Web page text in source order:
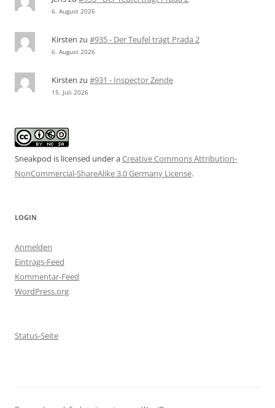
6. August 2026
Kirsten zu #935 - Der Teufel trägt Prada 2
6. August 2026
Kirsten zu #931 - Inspector Zende
15. Juli 2026
Sneakpod is licensed under aCreative Commons Attribution-
NonCommercial-ShareAlike 3.0 Germany License.
LOGIN
Anmelden
Eintrags-Feed
Kommentar-Feed
WordPress.org
Status-Seite